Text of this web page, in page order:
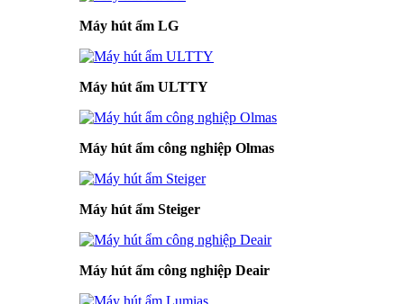
Máy hút ẩm LG
Máy hút ẩm ULTTY
Máy hút ẩm công nghiệp Olmas
Máy hút ẩm Steiger
Máy hút ẩm công nghiệp Deair